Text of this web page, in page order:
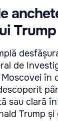
de
în
sau clară
Trump și